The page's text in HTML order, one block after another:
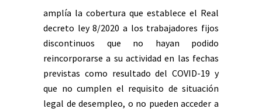
amplía la cobertura que establece el Real
decreto ley 8/2020 a los trabajadores fijos
discontinuos que no hayan podido
reincorporarse a su actividad en las fechas
previstas como resultado del COVID-19 y
que no cumplen el requisito de situación
legal de desempleo, o no pueden acceder a